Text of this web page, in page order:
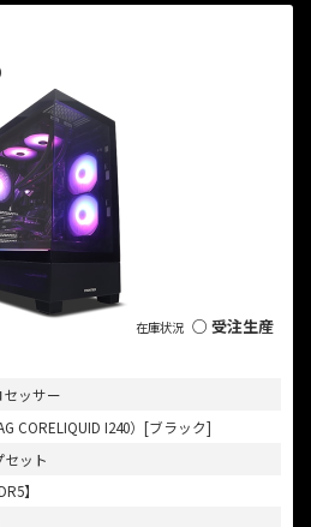
○ 受注生産
セッサー
CORELIQUID I240）[ブラック]
セット
】